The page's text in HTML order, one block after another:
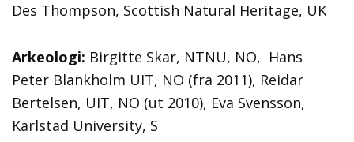
Des Thompson, Scottish Natural Heritage, UK
Arkeologi: Birgitte Skar, NTNU, NO, Hans
Peter Blankholm UIT, NO (fra 2011), Reidar
Bertelsen, UIT, NO (ut 2010), Eva Svensson,
Karlstad University, S